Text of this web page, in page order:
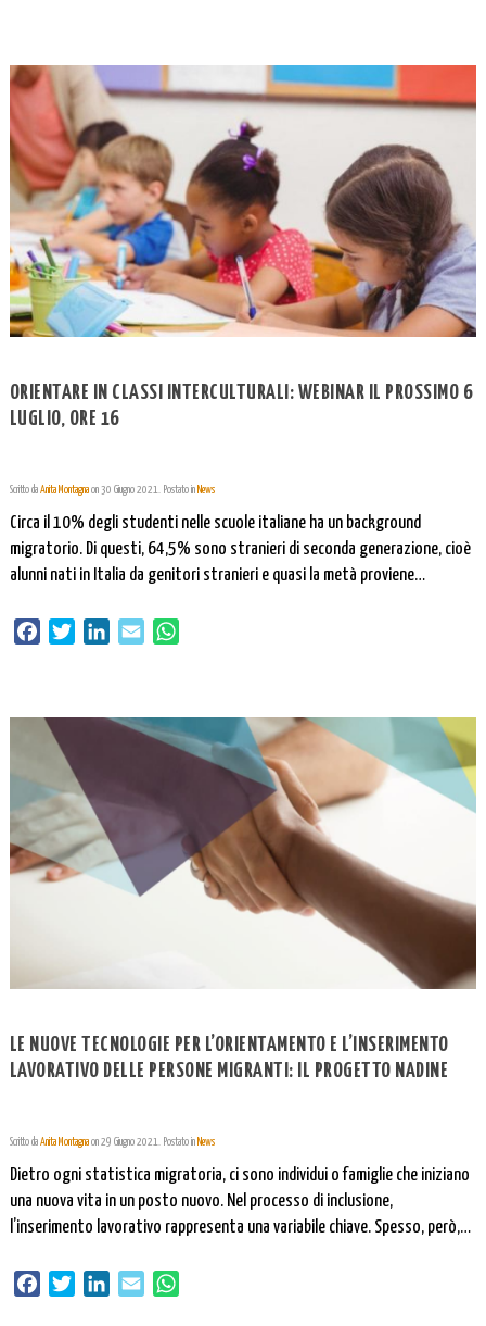
ORIENTARE IN CLASSI INTERCULTURALI: WEBINAR IL PROSSIMO 6
LUGLIO, ORE 16
Scritto da Anita Montagnaon 30 Giugno 2021. Postato in News
Circa il 10% degli studenti nelle scuole italiane ha un background
migratorio. Di questi, 64,5% sono stranieri di seconda generazione, cioè
alunni nati in Italia da genitori stranieri e quasi la metà proviene
ritardo scolastico e i dati annuali del Ministero confermano […]
FacebookTwitter LinkedIn Email
LE NUOVE TECNOLOGIE PER L’ORIENTAMENTO E L’INSERIMENTO
LAVORATIVO DELLE PERSONE MIGRANTI: IL PROGETTO NADINE
Scritto da Anita Montagnaon 29 Giugno 2021. Postato in News
Dietro ogni statistica migratoria, ci sono individui o famiglie che iniziano
una nuova vita in un posto nuovo. Nel processo di inclusione,
l’inserimento lavorativo rappresenta una variabile chiave. Spesso, però,
questo target nella ricerca del lavoro. Grazie all’esperienza di SORPRENDO,
FacebookTwitter LinkedIn Email